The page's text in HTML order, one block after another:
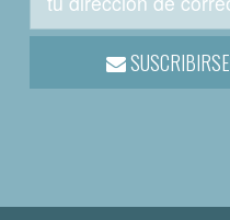
SUSCRIBIRSE